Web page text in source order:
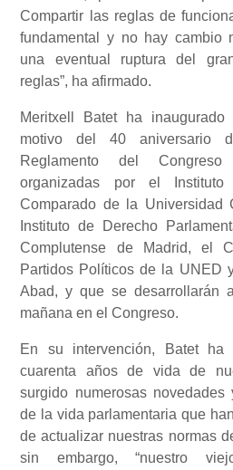
Compartir las reglas de
fundamental y no hay cambio
una eventual ruptura del
reglas”, ha afirmado.
Meritxell Batet ha
motivo del 40 aniversario
Reglamento del
organizadas por el
Comparado de la Universidad
Instituto de Derecho
Complutense de Madrid, el
Partidos Políticos de la UNED
Abad, y que se
mañana en el Congreso.
En su intervención, Batet ha
cuarenta años de vida de
surgido numerosas novedades
de la vida parlamentaria que
de actualizar nuestras normas
sin embargo, “nuestro